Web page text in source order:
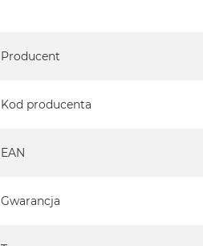
Producent
Kod producenta
EAN
Gwarancja